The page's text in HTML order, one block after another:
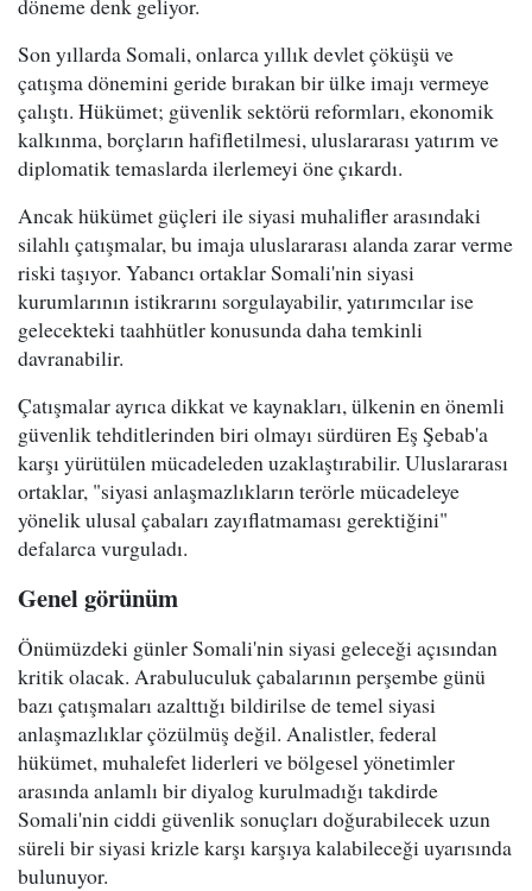
döneme denk geliyor.
Son yıllarda Somali, onlarca yıllık devlet çöküşü ve
çatışma dönemini geride bırakan bir ülke imajı vermeye
çalıştı. Hükümet; güvenlik sektörü reformları, ekonomik
kalkınma, borçların hafifletilmesi, uluslararası yatırım ve
diplomatik temaslarda ilerlemeyi öne çıkardı.
Ancak hükümet güçleri ile siyasi muhalifler arasındaki
silahlı çatışmalar, bu imaja uluslararası alanda zarar verme
riski taşıyor. Yabancı ortaklar Somali'nin siyasi
kurumlarının istikrarını sorgulayabilir, yatırımcılar ise
gelecekteki taahhütler konusunda daha temkinli
davranabilir.
Çatışmalar ayrıca dikkat ve kaynakları, ülkenin en önemli
güvenlik tehditlerinden biri olmayı sürdüren Eş Şebab'a
karşı yürütülen mücadeleden uzaklaştırabilir. Uluslararası
ortaklar, "siyasi anlaşmazlıkların terörle mücadeleye
yönelik ulusal çabaları zayıflatmaması gerektiğini"
defalarca vurguladı.
Genel görünüm
Önümüzdeki günler Somali'nin siyasi geleceği açısından
kritik olacak. Arabuluculuk çabalarının perşembe günü
bazı çatışmaları azalttığı bildirilse de temel siyasi
anlaşmazlıklar çözülmüş değil. Analistler, federal
hükümet, muhalefet liderleri ve bölgesel yönetimler
arasında anlamlı bir diyalog kurulmadığı takdirde
Somali'nin ciddi güvenlik sonuçları doğurabilecek uzun
süreli bir siyasi krizle karşı karşıya kalabileceği uyarısında
bulunuyor.